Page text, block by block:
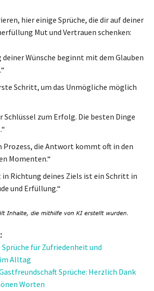
hier einige Sprüche, die dir auf deiner
Mut und Vertrauen schenken:
deiner Wünsche beginnt mit dem Glauben
Schritt, um das Unmögliche möglich
Schlüssel zum Erfolg. Die besten Dinge
Prozess, die Antwort kommt oft in den
Momenten.“
in Richtung deines Ziels ist ein Schritt in
und Erfüllung.“
für Zufriedenheit und
Alltag
Sprüche: Herzlich Dank
Worten